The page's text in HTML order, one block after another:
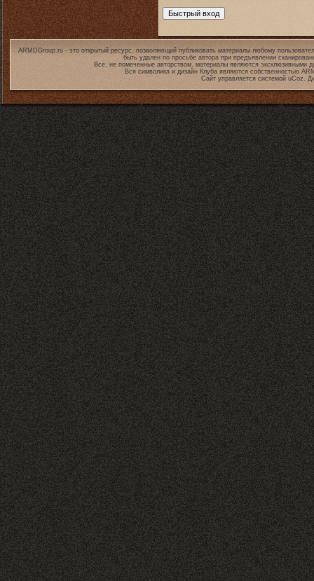
ARMDGroup.ru - это открытый ресурс, позволяющий публиковать материалы любому
быть удален по просьбе автора при предъявлении
Все, не помеченные авторством, материалы являются эксклюзивными
Вся символика и дизайн Клуба являются собственностью
Сайт управляется системой uCoz.